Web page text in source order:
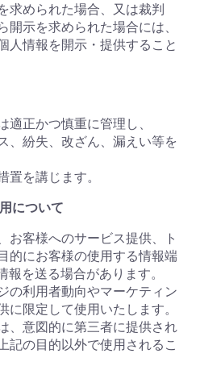
求められた場合、又は裁判
開示を求められた場合には、
人情報を開示・提供すること
正かつ慎重に管理し、
、紛失、改ざん、漏えい等を
置を講じます。
について
お客様へのサービス提供、ト
的にお客様の使用する情報端
を送る場合があります。
の利用者動向やマーケティン
に限定して使用いたします。
、意図的に第三者に提供され
記の目的以外で使用されるこ